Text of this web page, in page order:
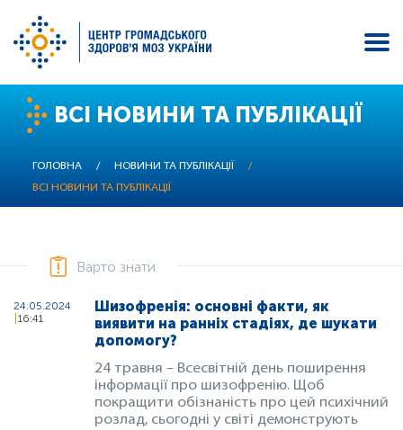
Перейти
вмісту
ВСІ НОВИНИ ТА ПУБЛІКАЦІЇ
ГОЛОВНА / НОВИНИ ТА ПУБЛІКАЦІЇ
/
ВСІ НОВИНИ ТА ПУБЛІКАЦІЇ
Варто знати
24.05.2024
16:41
Шизофренія: основні факти, як
виявити на ранніх стадіях, де шукати
допомогу?
24 травня – Всесвітній день поширення
інформації про шизофренію. Щоб
покращити обізнаність про цей психічний
розлад, сьогодні у світі демонструють